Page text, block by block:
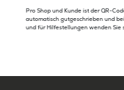
Pro Shop und Kunde ist der QR-
automatisch gutgeschrieben und
und für Hilfestellungen wenden Sie